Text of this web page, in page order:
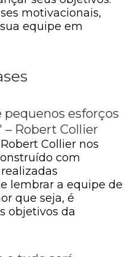
motivacionais,
equipe em
pequenos esforços
Robert Collier
Collier nos
com
lembrar a equipe de
que seja, é
objetivos da